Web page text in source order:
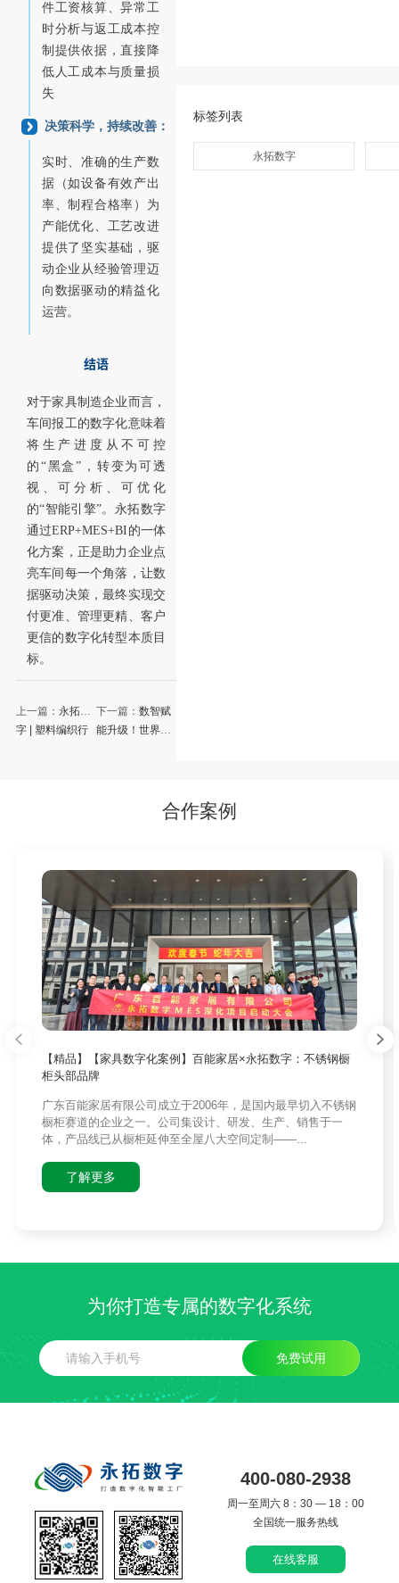
件工资核算、异常工
时分析与返工成本控
制提供依据，直接降
低人工成本与质量损
失
决策科学，持续改善：
实时、准确的生产数
据（如设备有效产出
率、制程合格率）为
产能优化、工艺改进
提供了坚实基础，驱
动企业从经验管理迈
向数据驱动的精益化
运营。
结语
对于家具制造企业而言，
车间报工的数字化意味着
将生产进度从不可控
的“黑盒”，转变为可透
视、可分析、可优化
的“智能引擎”。永拓数字
通过ERP+MES+BI的一体
化方案，正是助力企业点
亮车间每一个角落，让数
据驱动决策，最终实现交
付更准、管理更精、客户
更信的数字化转型本质目
标。
上一篇： 永拓数
字 | 塑料编织行
下一篇： 数智赋
能升级！世界级
标签列表
永拓数字
合作案例
【精品】【家具数字化案例】百能家居×永拓数字：不锈钢橱
柜头部品牌
广东百能家居有限公司成立于2006年，是国内最早切入不锈钢
橱柜赛道的企业之一。公司集设计、研发、生产、销售于一
体，产品线已从橱柜延伸至全屋八大空间定制——...
了解更多
为你打造专属的数字化系统
免费试用
400-080-2938
周一至周六 8：30 — 18：00
全国统一服务热线
在线客服